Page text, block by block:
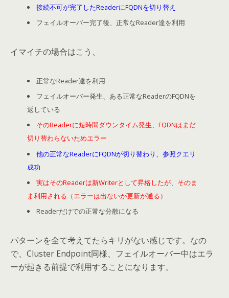
接続不可が完了したReaderにFQDNを切り替え
フェイルオーバー完了後、正常なReader達を利用
イマイチの場合はこう、
正常なReader達を利用
フェイルオーバー発生、ある正常なReaderのFQDNを
返している
そのReaderに短時間ダウンタイム発生、FQDNはまだ
切り替わらないためエラー
他の正常なReaderにFQDNが切り替わり、参照クエリ
成功
実はそのReaderは新Writerとして昇格したが、そのま
ま利用される（エラーは出ないが更新が通る）
Readerだけでの正常な分散になる
パターンを全て考えてたらキリがない感じです。なの
で、Cluster Endpoint同様、フェイルオーバー中はエラ
ーが起きる前提で利用することになります。